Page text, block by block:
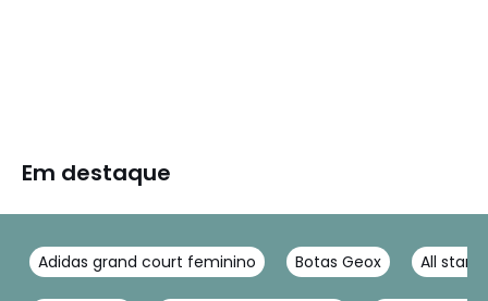
Em destaque
Adidas grand court feminino Botas Geox All star